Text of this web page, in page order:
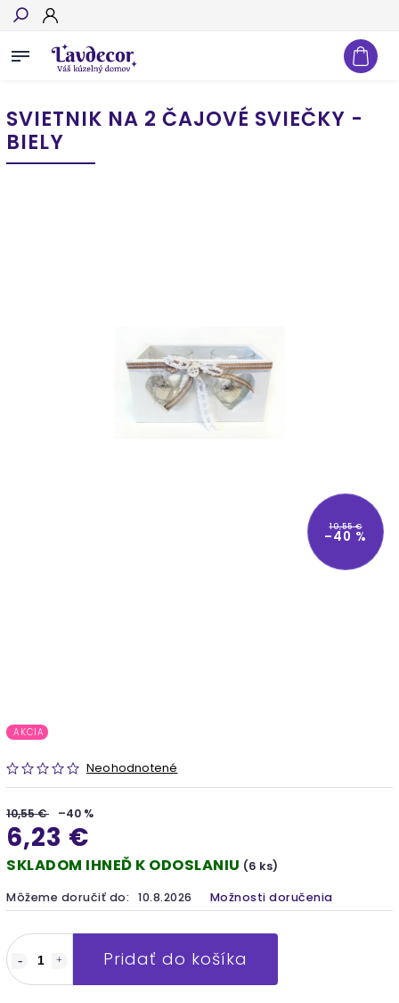
Hľadať
SVIETNIK NA 2 ČAJOVÉ SVIEČKY -
BIELY
10,55 €
–40 %
AKCIA
Neohodnotené
10,55 € –40 %
6,23 €
SKLADOM IHNEĎ K ODOSLANIU (6 ks)
Môžeme doručiť do: 10.8.2026 Možnosti doručenia
Pridať do košíka